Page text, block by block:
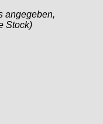
angegeben,
Stock)